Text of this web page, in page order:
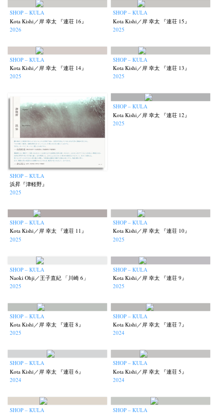
SHOP – KULA
Kota Kishi／岸 幸太 『連荘 16』
2026
SHOP – KULA
Kota Kishi／岸 幸太 『連荘 15』
2025
SHOP – KULA
Kota Kishi／岸 幸太 『連荘 14』
2025
SHOP – KULA
Kota Kishi／岸 幸太 『連荘 13』
2025
SHOP – KULA
浜昇『津軽野』
2025
SHOP – KULA
Kota Kishi／岸 幸太 『連荘 12』
2025
SHOP – KULA
Kota Kishi／岸 幸太 『連荘 11』
2025
SHOP – KULA
Kota Kishi／岸 幸太 『連荘 10』
2025
SHOP – KULA
Naoki Ohji／王子直紀 「川崎 6」
2025
SHOP – KULA
Kota Kishi／岸 幸太 『連荘 9』
2025
SHOP – KULA
Kota Kishi／岸 幸太 『連荘 8』
2025
SHOP – KULA
Kota Kishi／岸 幸太 『連荘 7』
2024
SHOP – KULA
Kota Kishi／岸 幸太 『連荘 6』
2024
SHOP – KULA
Kota Kishi／岸 幸太 『連荘 5』
2024
SHOP – KULA
SHOP – KULA